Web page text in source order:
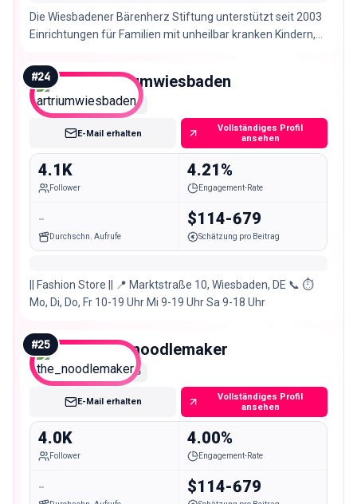
Die Wiesbadener Bärenherz Stiftung unterstützt seit 2003
Einrichtungen für Familien mit unheilbar kranken Kindern,
#24 artriumwiesbaden
Nano
E-Mail erhalten
Vollständiges Profil
ansehen
4.1K
Follower
4.21%
Engagement-Rate
-
Durchschn. Aufrufe
$114-679
Schätzung pro Beitrag
|| Fashion Store || 📍 Marktstraße 10, Wiesbaden, DE 📞 ⏱
Mo, Di, Do, Fr 10-19 Uhr Mi 9-19 Uhr Sa 9-18 Uhr
#25 the_noodlemaker
Nano
E-Mail erhalten
Vollständiges Profil
ansehen
4.0K
Follower
4.00%
Engagement-Rate
- $114-679